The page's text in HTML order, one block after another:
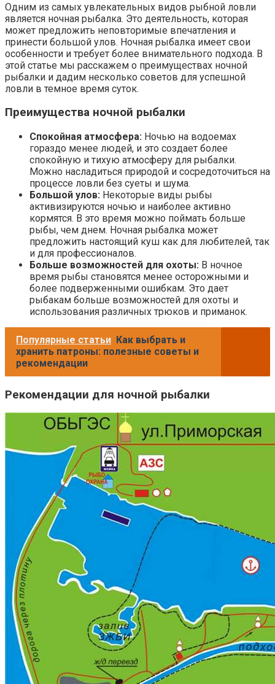
Одним из самых увлекательных видов рыбной ловли
является ночная рыбалка. Это деятельность, которая
может предложить неповторимые впечатления и
принести большой улов. Ночная рыбалка имеет свои
особенности и требует более внимательного подхода. В
этой статье мы расскажем о преимуществах ночной
рыбалки и дадим несколько советов для успешной
ловли в темное время суток.
Преимущества ночной рыбалки
Спокойная атмосфера: Ночью на водоемах
гораздо менее людей, и это создает более
спокойную и тихую атмосферу для рыбалки.
Можно насладиться природой и сосредоточиться на
процессе ловли без суеты и шума.
Большой улов: Некоторые виды рыбы
активизируются ночью и наиболее активно
кормятся. В это время можно поймать больше
рыбы, чем днем. Ночная рыбалка может
предложить настоящий куш как для любителей, так
и для профессионалов.
Больше возможностей для охоты: В ночное
время рыбы становятся менее осторожными и
более подверженными ошибкам. Это дает
рыбакам больше возможностей для охоты и
использования различных трюков и приманок.
Популярные статьи Как выбрать и
хранить патроны: полезные советы и
рекомендации
Рекомендации для ночной рыбалки